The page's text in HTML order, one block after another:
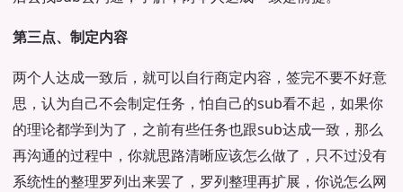
第三点、制定内容
两个人达成一致后，就可以自行商定内容，签完不要不好意
思，认为自己不会制定任务，怕自己的sub看不起，如果你
的理论都学到为了，之前有些任务也跟sub达成一致，那么
再沟通的过程中，你就思路清晰应该怎么做了，只不过没有
系统性的整理罗列出来罢了，罗列整理再扩展，你说怎么网